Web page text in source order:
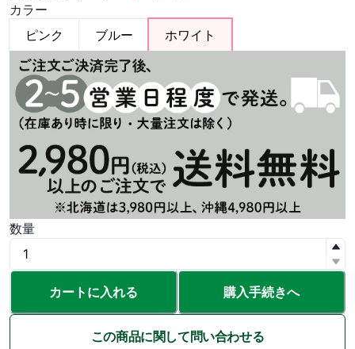
カラー
ピンク
ブルー ホワイト
数量
カートに入れる 購入手続きへ
この商品に関して問い合わせる